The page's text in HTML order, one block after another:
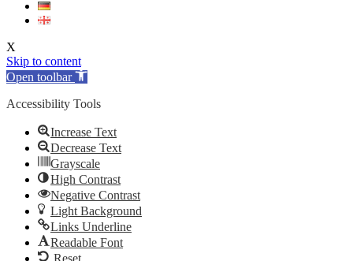
X
Skip to content
Open toolbar
Accessibility Tools
Increase Text
Decrease Text
Grayscale
High Contrast
Negative Contrast
Light Background
Links Underline
Readable Font